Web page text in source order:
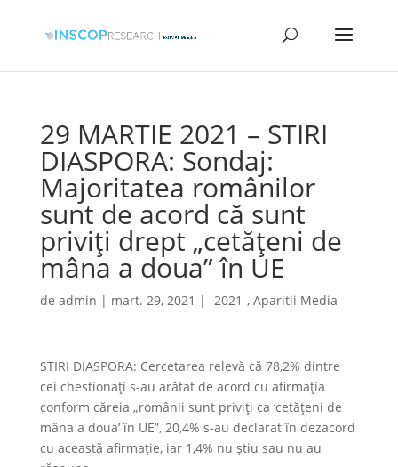
29 MARTIE 2021 – STIRI
DIASPORA: Sondaj:
Majoritatea românilor
sunt de acord că sunt
priviţi drept „cetăţeni de
mâna a doua” în UE
de admin | mart. 29, 2021 | -2021-, Aparitii Media
STIRI DIASPORA: Cercetarea relevă că 78,2% dintre
cei chestionaţi s-au arătat de acord cu afirmaţia
conform căreia „românii sunt priviţi ca ‘cetăţeni de
mâna a doua’ în UE”, 20,4% s-au declarat în dezacord
cu această afirmaţie, iar 1,4% nu ştiu sau nu au